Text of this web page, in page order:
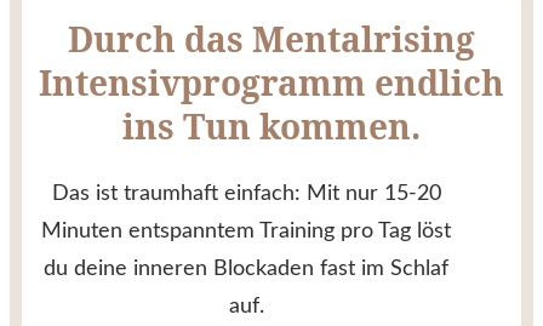
Durch das Mentalrising
Intensivprogramm endlich
ins Tun kommen.
Das ist traumhaft einfach: Mit nur 15-20
Minuten entspanntem Training pro Tag löst
du deine inneren Blockaden fast im Schlaf
auf.